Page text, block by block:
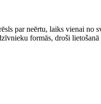
par neērtu, laiks vienai no
formās, droši